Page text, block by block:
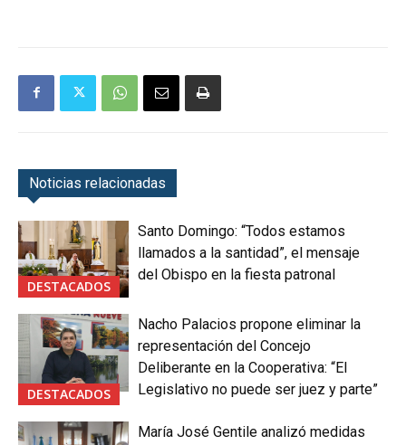
Noticias relacionadas
DESTACADOS
Santo Domingo: “Todos estamos
llamados a la santidad”, el mensaje
del Obispo en la fiesta patronal
DESTACADOS
Nacho Palacios propone eliminar la
representación del Concejo
Deliberante en la Cooperativa: “El
Legislativo no puede ser juez y parte”
María José Gentile analizó medidas